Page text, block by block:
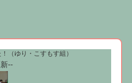
（ゆり・こすもす組）
--